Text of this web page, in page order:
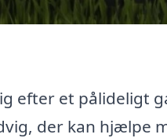
efter et pålideligt
der kan hjælpe